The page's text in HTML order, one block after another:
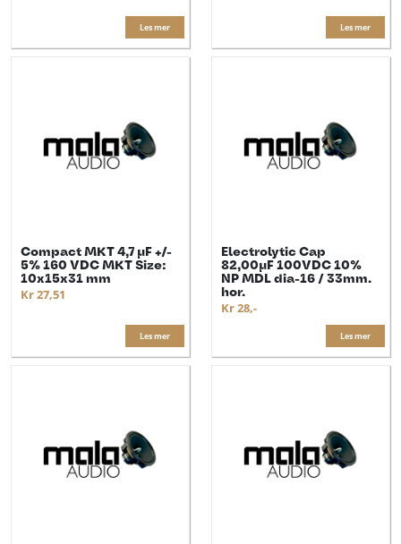
Les mer Les mer
Compact MKT 4,7 µF +/-
5% 160 VDC MKT Size:
10x15x31 mm
Kr 27,51
Les mer
Electrolytic Cap
82,00µF 100VDC 10%
NP MDL dia-16 / 33mm.
hor.
Kr 28,-
Les mer